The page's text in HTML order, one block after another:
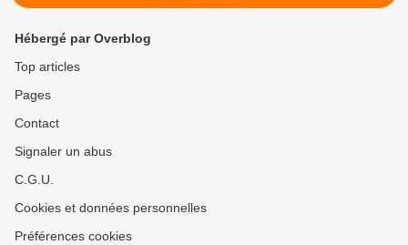
Hébergé par Overblog
Top articles
Pages
Contact
Signaler un abus
C.G.U.
Cookies et données personnelles
Préférences cookies